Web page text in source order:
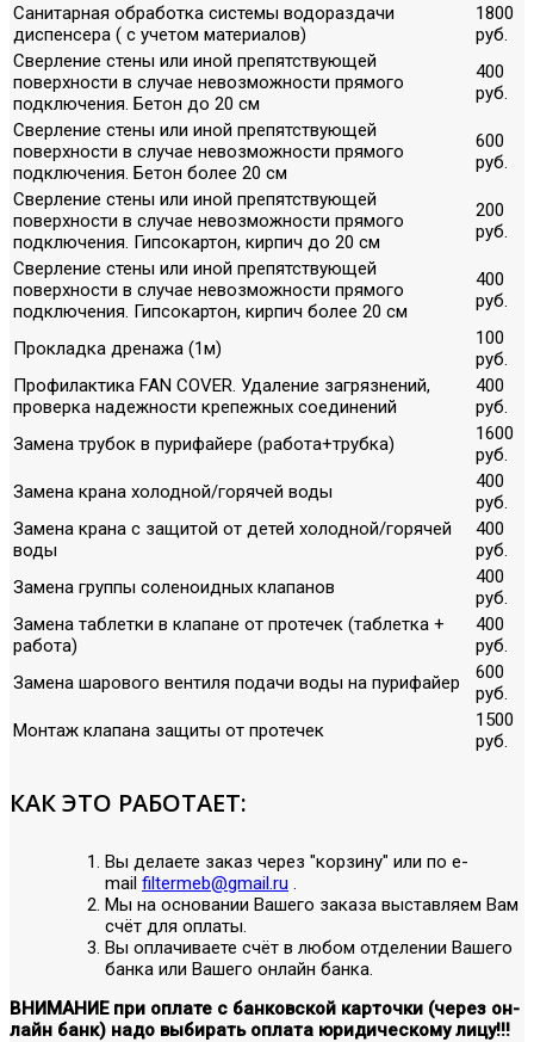
Санитарная обработка системы водораздачи
диспенсера ( с учетом материалов)
1800
руб.
Сверление стены или иной препятствующей
поверхности в случае невозможности прямого
подключения. Бетон до 20 см
400
руб.
Сверление стены или иной препятствующей
поверхности в случае невозможности прямого
подключения. Бетон более 20 см
600
руб.
Сверление стены или иной препятствующей
поверхности в случае невозможности прямого
подключения. Гипсокартон, кирпич до 20 см
200
руб.
Сверление стены или иной препятствующей
поверхности в случае невозможности прямого
подключения. Гипсокартон, кирпич более 20 см
400
руб.
Прокладка дренажа (1м)
100
руб.
Профилактика FAN COVER. Удаление загрязнений,
проверка надежности крепежных соединений
400
руб.
Замена трубок в пурифайере (работа+трубка)
1600
руб.
Замена крана холодной/горячей воды
400
руб.
Замена крана с защитой от детей холодной/горячей
воды
400
руб.
Замена группы соленоидных клапанов
400
руб.
Замена таблетки в клапане от протечек (таблетка +
работа)
400
руб.
Замена шарового вентиля подачи воды на пурифайер
600
руб.
Монтаж клапана защиты от протечек
1500
руб.
КАК ЭТО РАБОТАЕТ:
Вы делаете заказ через "корзину" или по е-
mail filtermeb@gmail.ru .
Мы на основании Вашего заказа выставляем Вам
счёт для оплаты.
Вы оплачиваете счёт в любом отделении Вашего
банка или Вашего онлайн банка.
ВНИМАНИЕ при оплате с банковской карточки (через он-
лайн банк) надо выбирать оплата юридическому лицу!!!